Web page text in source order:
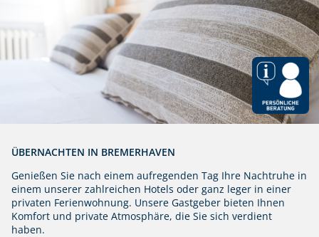
ÜBERNACHTEN IN BREMERHAVEN
Genießen Sie nach einem aufregenden Tag Ihre Nachtruhe in
einem unserer zahlreichen Hotels oder ganz leger in einer
privaten Ferienwohnung. Unsere Gastgeber bieten Ihnen
Komfort und private Atmosphäre, die Sie sich verdient
haben.